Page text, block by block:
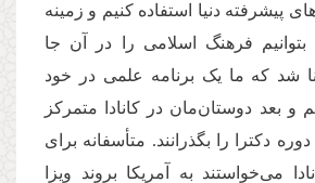
پیشرفته دنیا استفاده کنیم و زمینه
فرهنگ اسلامی را در آن جا
شد که ما یک برنامه علمی در خود
و بعد دوستان‌مان در کانادا متمرکز
دکترا را بگذرانند. متأسفانه برای
می‌خواستند به آمریکا بروند ویزا